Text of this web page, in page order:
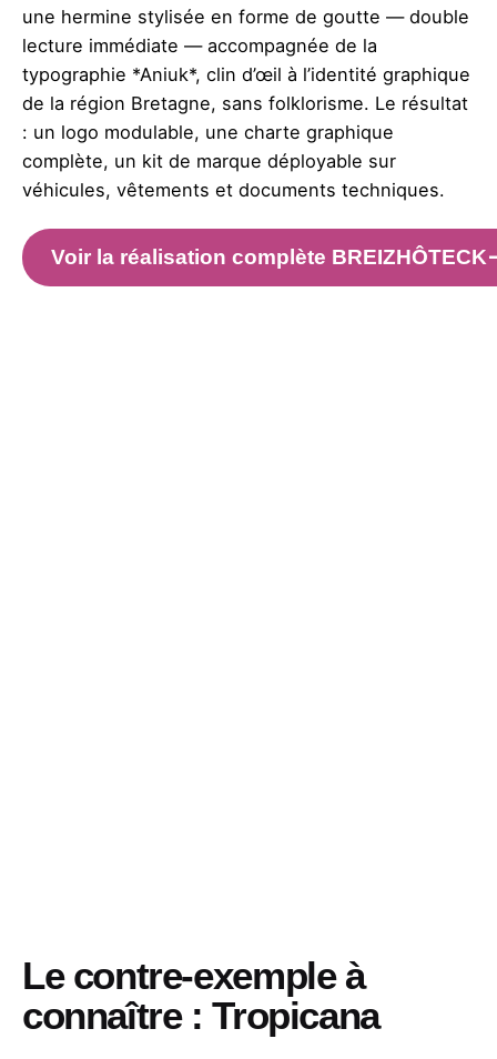
une hermine stylisée en forme de goutte — double
lecture immédiate — accompagnée de la
typographie *Aniuk*, clin d’œil à l’identité graphique
de la région Bretagne, sans folklorisme. Le résultat
: un logo modulable, une charte graphique
complète, un kit de marque déployable sur
véhicules, vêtements et documents techniques.
Voir la réalisation complète BREIZHÔTECK
Le contre-exemple à
connaître : Tropicana